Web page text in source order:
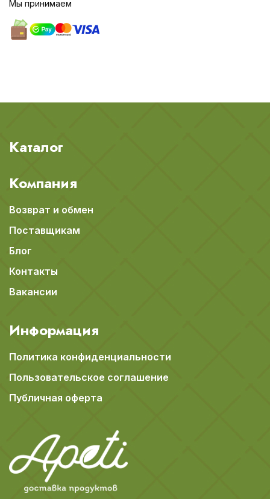
Мы принимаем
Каталог
Компания
Возврат и обмен
Поставщикам
Блог
Контакты
Вакансии
Информация
Политика конфиденциальности
Пользовательское соглашение
Публичная оферта